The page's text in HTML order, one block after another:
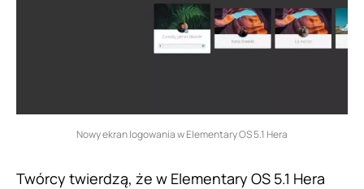
Nowy ekran logowania w Elementary OS 5.1 Hera
Twórcy twierdzą, że w Elementary OS 5.1 Hera